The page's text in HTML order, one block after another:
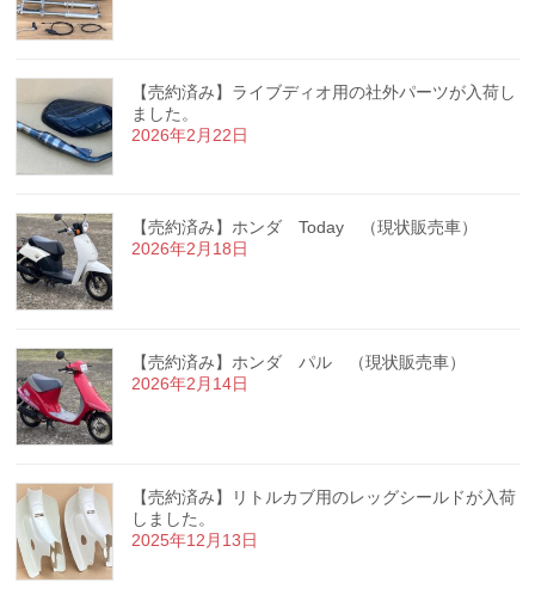
【売約済み】ライブディオ用の社外パーツが入荷し
ました。
2026年2月22日
【売約済み】ホンダ Today （現状販売車）
2026年2月18日
【売約済み】ホンダ パル （現状販売車）
2026年2月14日
【売約済み】リトルカブ用のレッグシールドが入荷
しました。
2025年12月13日